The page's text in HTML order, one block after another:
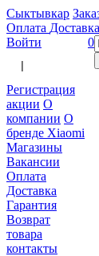
Сыктывкар
Оплата Доставка
Войти
Регистрация
акции О
компании О
бренде Xiaomi
Магазины
Вакансии
Оплата
Доставка
Гарантия
Возврат
товара
контакты
0